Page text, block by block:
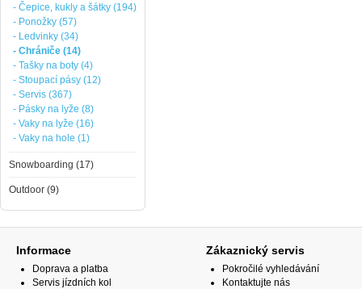
- Čepice, kukly a šátky (194)
- Ponožky (57)
- Ledvinky (34)
- Chrániče (14)
- Tašky na boty (4)
- Stoupací pásy (12)
- Servis (367)
- Pásky na lyže (8)
- Vaky na lyže (16)
- Vaky na hole (1)
Snowboarding (17)
Outdoor (9)
Informace
Doprava a platba
Servis jízdních kol
Zákaznický servis
Pokročilé vyhledávání
Kontaktujte nás